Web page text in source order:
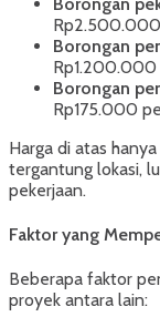
Rp2.500.000
Borongan
Rp1.200.000
Borongan
Rp175.000
Harga di atas
tergantung lokasi,
pekerjaan.
Faktor yang
Beberapa faktor
proyek antara lain: